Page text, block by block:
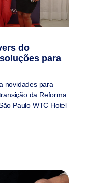
do
para
novidades para
da Reforma.
Paulo WTC Hotel